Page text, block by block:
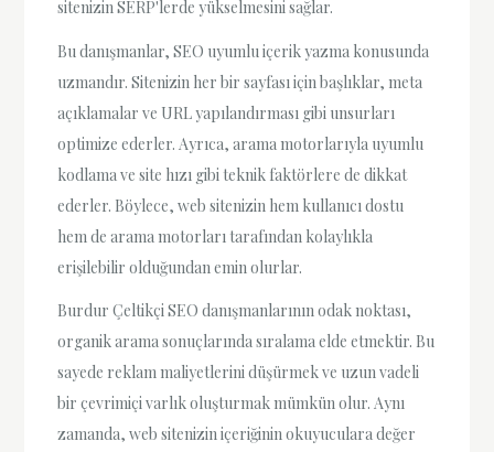
sitenizin SERP'lerde yükselmesini sağlar.
Bu danışmanlar, SEO uyumlu içerik yazma konusunda
uzmandır. Sitenizin her bir sayfası için başlıklar, meta
açıklamalar ve URL yapılandırması gibi unsurları
optimize ederler. Ayrıca, arama motorlarıyla uyumlu
kodlama ve site hızı gibi teknik faktörlere de dikkat
ederler. Böylece, web sitenizin hem kullanıcı dostu
hem de arama motorları tarafından kolaylıkla
erişilebilir olduğundan emin olurlar.
Burdur Çeltikçi SEO danışmanlarının odak noktası,
organik arama sonuçlarında sıralama elde etmektir. Bu
sayede reklam maliyetlerini düşürmek ve uzun vadeli
bir çevrimiçi varlık oluşturmak mümkün olur. Aynı
zamanda, web sitenizin içeriğinin okuyuculara değer